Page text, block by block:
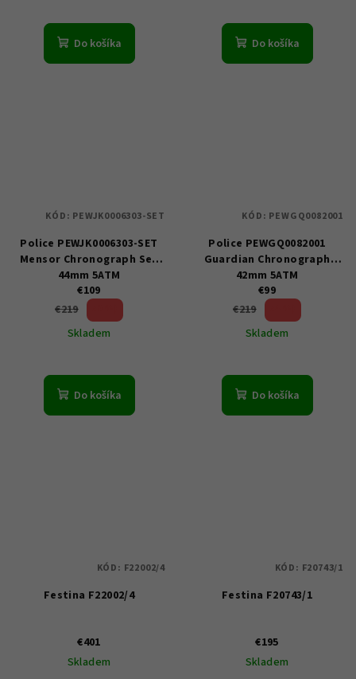
Do košíka Do košíka
Police PEWJK0006303-SET
Mensor Chronograph Set
44mm 5ATM
€109
€219
Skladem
Do košíka
KÓD: PEWJK0006303-SET
Police PEWGQ0082001
Guardian Chronograph
42mm 5ATM
€99
€219
Skladem
Do košíka
KÓD: PEWGQ0082001
Festina F22002/4
€401
Skladem
KÓD: F22002/4
Festina F20743/1
€195
Skladem
KÓD: F20743/1